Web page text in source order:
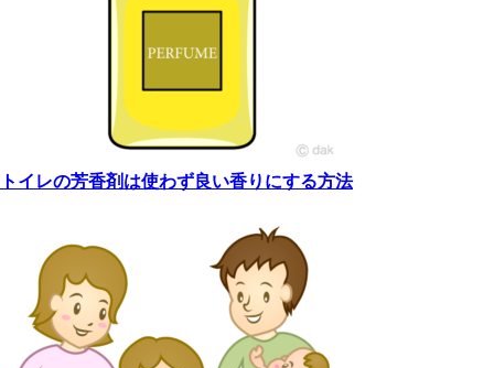
トイレの芳香剤は使わず良い香りにする方法